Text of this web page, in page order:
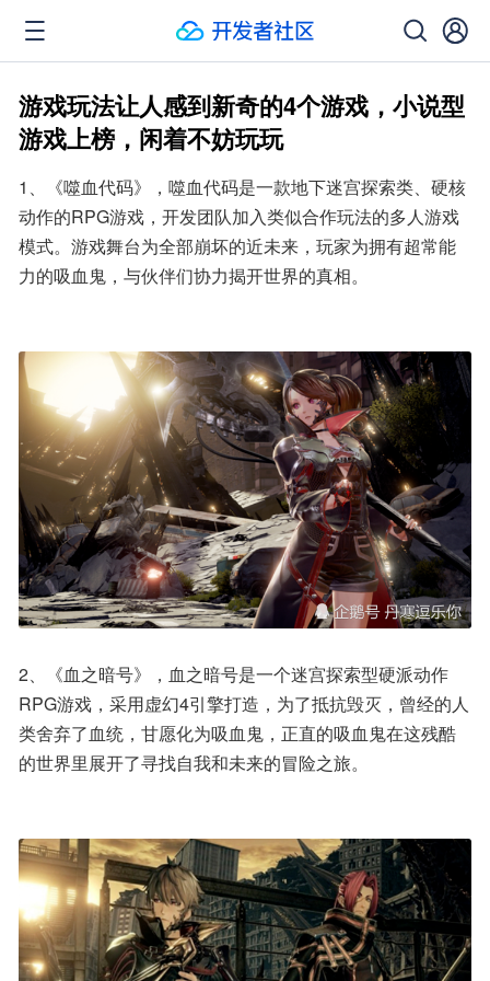
游戏玩法让人感到新奇的4个游戏，小说型
游戏上榜，闲着不妨玩玩
1、《噬血代码》，噬血代码是一款地下迷宫探索类、硬核
动作的RPG游戏，开发团队加入类似合作玩法的多人游戏
模式。游戏舞台为全部崩坏的近未来，玩家为拥有超常能
力的吸血鬼，与伙伴们协力揭开世界的真相。
2、《血之暗号》，血之暗号是一个迷宫探索型硬派动作
RPG游戏，采用虚幻4引擎打造，为了抵抗毁灭，曾经的人
类舍弃了血统，甘愿化为吸血鬼，正直的吸血鬼在这残酷
的世界里展开了寻找自我和未来的冒险之旅。